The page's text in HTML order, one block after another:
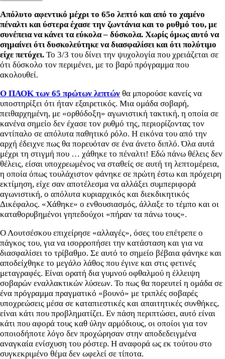
Απόλυτο αφεντικό μέχρι το 65ο λεπτό και από το χαμένο
πέναλτι και ύστερα έχασε την ζωντάνια και το ρυθμό του, με
συνέπεια να κάνει τα εύκολα – δύσκολα. Χωρίς όμως αυτό να
σημαίνει ότι δυσκολεύτηκε να διασφαλίσει και ότι πολύτιμο
είχε πετύχει. Το 3/3 του δίνει την ψυχολογία που χρειάζεται σε
ότι δύσκολο τον περιμένει, με το βαρύ πρόγραμμα που
ακολουθεί.
Ο ΠΑΟΚ των 65 πρώτων λεπτών θα μπορούσε κανείς να
υποστηρίξει ότι ήταν εξαιρετικός. Μια ομάδα σοβαρή,
πειθαρχημένη, με «ορθόδοξη» αγωνιστική τακτική, η οποία σε
κανένα σημείο δεν έχασε τον ρυθμό της, περιορίζοντας τον
αντίπαλο σε απόλυτα παθητικό ρόλο. Η εικόνα του από την
αρχή έδειχνε πως θα πορευόταν σε ένα άνετο διπλό. Όλα αυτά
μέχρι τη στιγμή που … χάθηκε το πέναλτι! Εδώ πάνω θέλεις δεν
θέλεις, είσαι υποχρεωμένος να σταθείς σε αυτή τη λεπτομέρεια,
η οποία όπως τουλάχιστον φάνηκε σε πρώτη έστω και πρόχειρη
εκτίμηση, είχε σαν αποτέλεσμα να αλλάξει συμπεριφορά
αγωνιστική, ο απόλυτα κυριαρχικός και διεκδικητικός
Δικέφαλος. «Χάθηκε» ο ενθουσιασμός, άλλαξε το τέμπο και οι
καταθορυβημένοι γηπεδούχοι «πήραν τα πάνω τους».
Ο Λουτσέσκου επιχείρησε «αλλαγές», όσες του επέτρεπε ο
πάγκος του, για να ισορροπήσει την κατάσταση και για να
διασφαλίσει το τρίβαθμο. Σε αυτό το σημείο βέβαια φάνηκε και
αποδείχθηκε το μεγάλο λάθος που έγινε και στις φετινές
μεταγραφές. Είναι ορατή δια γυμνού οφθαλμού η έλλειψη
σοβαρών εναλλακτικών λύσεων. Το πως θα πορευτεί η ομάδα σε
ένα πρόγραμμα πραγματικό «βουνό» με τριπλές σοβαρές
υποχρεώσεις μέσα σε καταπιεστικές και απαιτητικές συνθήκες,
είναι κάτι που προβληματίζει. Εν πάση περιπτώσει, αυτό είναι
κάτι που αφορά τους καθ ύλην αρμόδιους, οι οποίοι για τον
οποιοδήποτε λόγο δεν προχώρησαν στην αποδεδειγμένα
αναγκαία ενίσχυση του ρόστερ. Η αναφορά ως εκ τούτου στο
συγκεκριμένο θέμα δεν ωφελεί σε τίποτα.